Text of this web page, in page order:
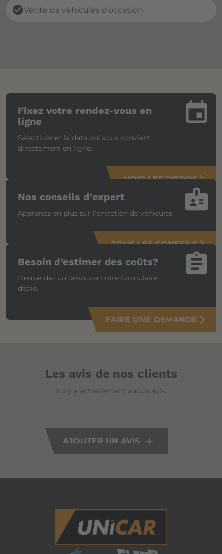
check_circleVente de véhicules d'occasion
insert_invitation
Fixez votre rendez-vous en
ligne
Sélectionnez la date qui vous convient
directement en ligne.
VOIR LES DISPOSarrow_forward_ios
badge
Nos conseils d’expert
Apprenez-en plus sur l’entretien de véhicules.
TOUS LES CONSEILSarrow_forward_ios
assignment
Besoin d’estimer des coûts?
Demandez un devis via notre formulaire
dédié.
FAIRE UNE DEMANDE arrow_forward_ios
Les avis de nos clients
Il n'y a actuellement aucun avis.
AJOUTER UN AVIS